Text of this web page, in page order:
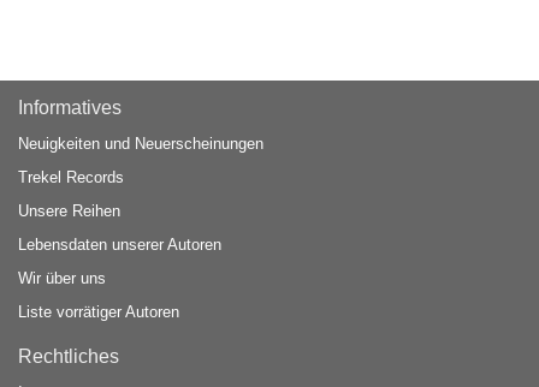
Informatives
Neuigkeiten und Neuerscheinungen
Trekel Records
Unsere Reihen
Lebensdaten unserer Autoren
Wir über uns
Liste vorrätiger Autoren
Rechtliches